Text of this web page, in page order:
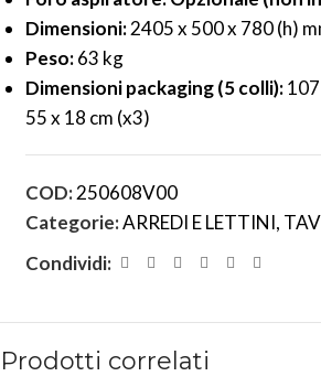
Dimensioni:2405 x 500 x 780 (h)
Peso:63 kg
Dimensioni packaging (5 colli):
55 x 18 cm (x3)
COD:250608V00
Categorie:ARREDI E LETTINI,
Condividi:
Prodotti correlati